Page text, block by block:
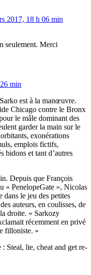
2017, 18 h 06 min
seulement. Merci
min
est à la manœuvre.
Chicago contre le Bronx
le mâle dominant des
garder la main sur le
exonérations
emplois fictifs,
bidons et tant d’autres
Depuis que François
« PenelopeGate », Nicolas
dans le jeu des petites
auteurs, en coulisses, de
droite. « Sarkozy
récemment en privé
filloniste. »
Steal, lie, cheat and get re-